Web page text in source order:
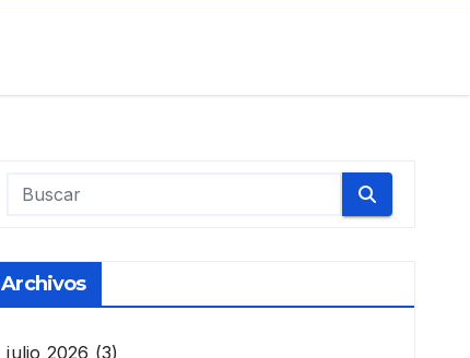
Archivos
julio 2026 (3)